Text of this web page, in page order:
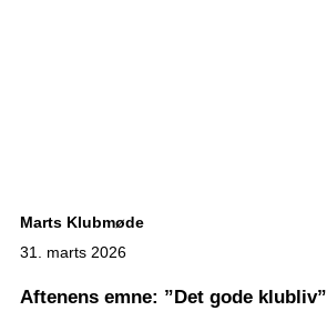
Marts Klubmøde
31. marts 2026
Aftenens emne: ”Det gode klubliv”